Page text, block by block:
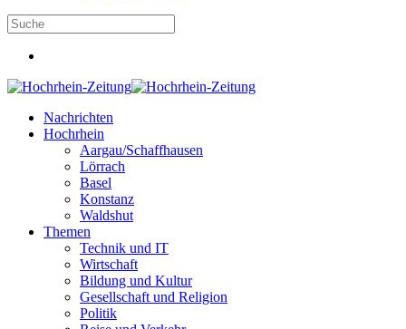
Nachrichten
Hochrhein
Aargau/Schaffhausen
Lörrach
Basel
Konstanz
Waldshut
Themen
Technik und IT
Wirtschaft
Bildung und Kultur
Gesellschaft und Religion
Politik